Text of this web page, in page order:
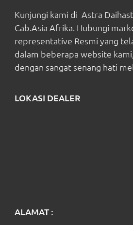
Kunjungi kami di Astra
Cab.Asia Afrika. Hubungi
representative Resmi yang
dalam beberapa website
dengan sangat senang hati
LOKASI DEALER
ALAMAT :